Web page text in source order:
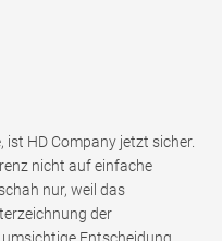
HD Company jetzt sicher.
nicht auf einfache
nur, weil das
der
Entscheidung